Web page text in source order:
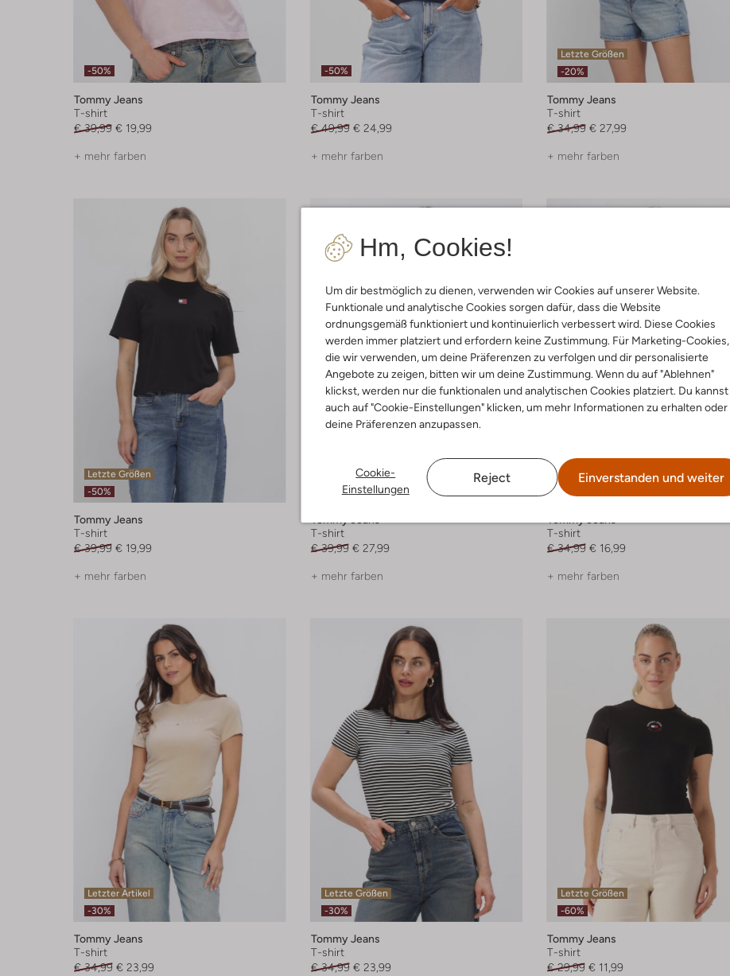
Hm, Cookies!
Um dir bestmöglich zu dienen, verwenden wir Cookies auf unserer Website.
Funktionale und analytische Cookies sorgen dafür, dass die Website
ordnungsgemäß funktioniert und kontinuierlich verbessert wird. Diese Cookies
werden immer platziert und erfordern keine Zustimmung. Für Marketing-Cookies,
die wir verwenden, um deine Präferenzen zu verfolgen und dir personalisierte
Angebote zu zeigen, bitten wir um deine Zustimmung. Wenn du auf "Ablehnen"
klickst, werden nur die funktionalen und analytischen Cookies platziert. Du kannst
auch auf "Cookie-Einstellungen" klicken, um mehr Informationen zu erhalten oder
deine Präferenzen anzupassen.
Cookie-
Einstellungen
Reject Einverstanden und weiter
-50%
Tommy Jeans
T-shirt
€ 39,99 € 19,99
+ mehr farben
-50%
Tommy Jeans
T-shirt
€ 49,99 € 24,99
+ mehr farben
Letzte Größen
-20%
Tommy Jeans
T-shirt
€ 34,99 € 27,99
+ mehr farben
Letzte Größen
-50%
Tommy Jeans
T-shirt
€ 39,99 € 19,99
+ mehr farben
Letzter Artikel
-30%
T-shirt
€ 39,99 € 27,99
+ mehr farben
Letzte Größen
-50%
T-shirt
€ 34,99 € 16,99
+ mehr farben
Letzter Artikel
-30%
Tommy Jeans
T-shirt
€ 34,99 € 23,99
Letzte Größen
-30%
Tommy Jeans
T-shirt
€ 34,99 € 23,99
Letzte Größen
-60%
Tommy Jeans
T-shirt
€ 29,99 € 11,99